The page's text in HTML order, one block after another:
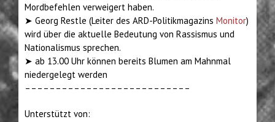
Mordbefehlen verweigert haben.
➤ Georg Restle (Leiter des ARD-Politikmagazins Monitor)
wird über die aktuelle Bedeutung von Rassismus und
Nationalismus sprechen.
➤ ab 13.00 Uhr können bereits Blumen am Mahnmal
niedergelegt werden
–––––––––––––––––––––––––––
Unterstützt von: